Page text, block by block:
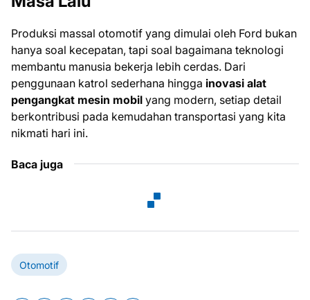
Produksi massal otomotif yang dimulai oleh Ford bukan
hanya soal kecepatan, tapi soal bagaimana teknologi
membantu manusia bekerja lebih cerdas. Dari
penggunaan katrol sederhana hingga inovasi alat
pengangkat mesin mobil yang modern, setiap detail
berkontribusi pada kemudahan transportasi yang kita
nikmati hari ini.
Baca juga
Otomotif